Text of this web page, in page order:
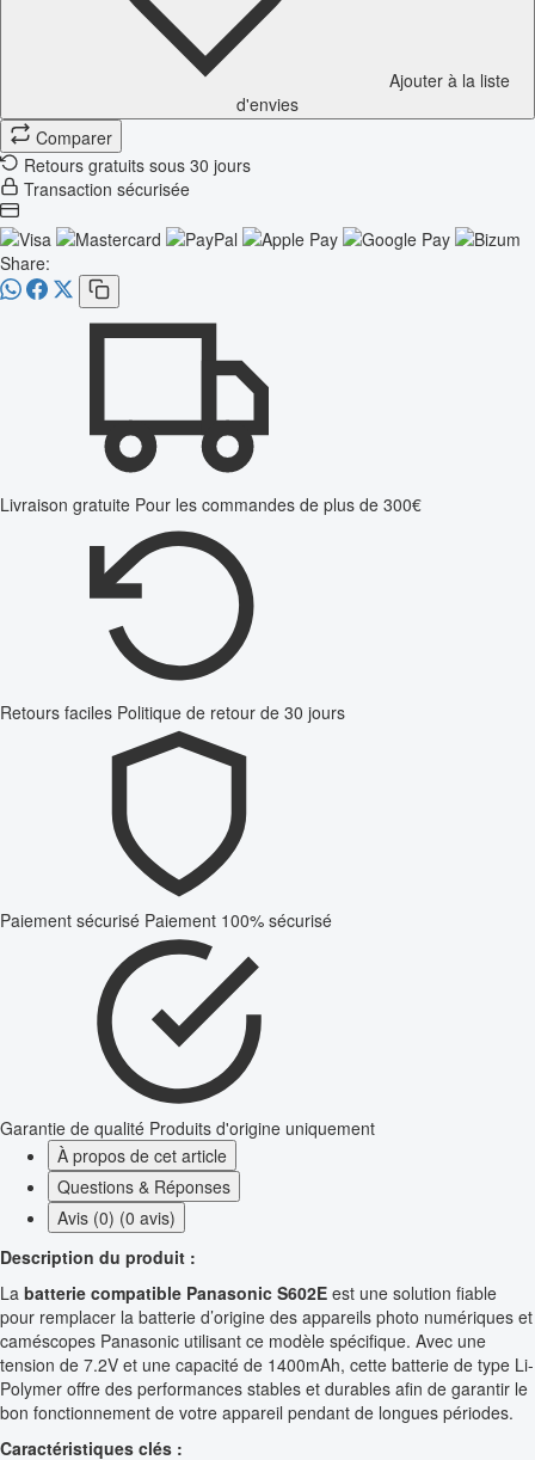
Ajouter à la liste
d'envies
Comparer
Retours gratuits sous 30 jours
Transaction sécurisée
Share:
Livraison gratuite Pour les commandes de plus de 300€
Retours faciles Politique de retour de 30 jours
Paiement sécurisé Paiement 100% sécurisé
Garantie de qualité Produits d'origine uniquement
À propos de cet article
Questions & Réponses
Avis (0) (0 avis)
Description du produit :
La batterie compatible Panasonic S602E est une solution fiable
pour remplacer la batterie d’origine des appareils photo numériques et
caméscopes Panasonic utilisant ce modèle spécifique. Avec une
tension de 7.2V et une capacité de 1400mAh, cette batterie de type Li-
Polymer offre des performances stables et durables afin de garantir le
bon fonctionnement de votre appareil pendant de longues périodes.
Caractéristiques clés :